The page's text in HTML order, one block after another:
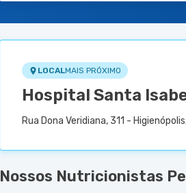
LOCALMAIS PRÓXIMO
Hospital Santa
Rua Dona Veridiana, 311 -
Nossos Nutricionistas